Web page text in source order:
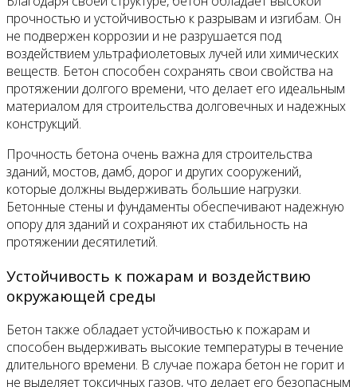
прочностью и устойчивостью к разрывам и изгибам. Он
не подвержен коррозии и не разрушается под
воздействием ультрафиолетовых лучей или химических
веществ. Бетон способен сохранять свои свойства на
протяжении долгого времени, что делает его идеальным
материалом для строительства долговечных и надежных
конструкций.
Прочность бетона очень важна для строительства
зданий, мостов, дамб, дорог и других сооружений,
которые должны выдерживать большие нагрузки.
Бетонные стены и фундаменты обеспечивают надежную
опору для зданий и сохраняют их стабильность на
протяжении десятилетий.
Устойчивость к пожарам и воздействию
окружающей среды
Бетон также обладает устойчивостью к пожарам и
способен выдерживать высокие температуры в течение
длительного времени. В случае пожара бетон не горит и
не выделяет токсичных газов, что делает его безопасным